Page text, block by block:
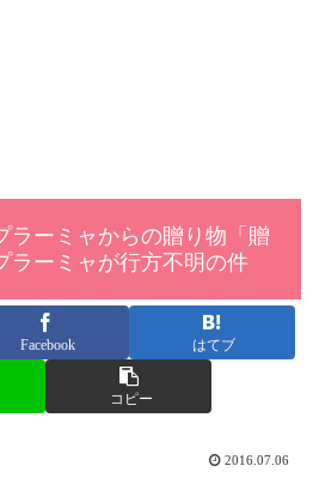
ラーミャからの贈り物「贈
ラーミャが行方不明の件
Facebook はてブ
コピー
2016.07.06